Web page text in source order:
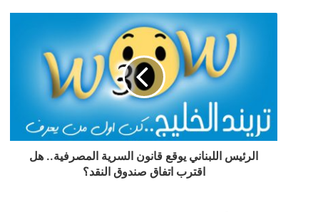
الرئيس اللبناني يوقع قانون السرية المصرفية.. هل
اقترب اتفاق صندوق النقد؟